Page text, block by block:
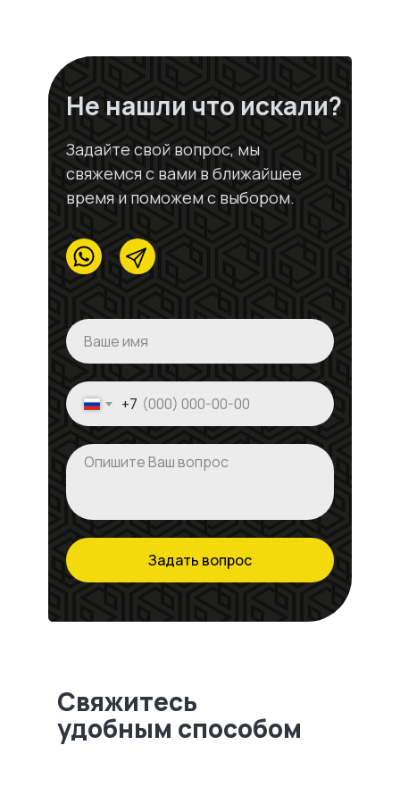
Не нашли что искали?
Задайте свой вопрос, мы
свяжемся с вами в ближайшее
время и поможем с выбором.
+7
Задать вопрос
Свяжитесь
удобным способом